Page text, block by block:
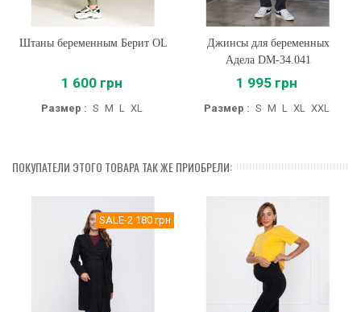
Штаны беременным Берит OL
1 600 грн
Размер : S M L XL
Джинсы для беременных
Адела DM-34.041
1 995 грн
Размер : S M L XL XXL
ПОКУПАТЕЛИ ЭТОГО ТОВАРА ТАК ЖЕ ПРИОБРЕЛИ:
SALE-2 180 грн